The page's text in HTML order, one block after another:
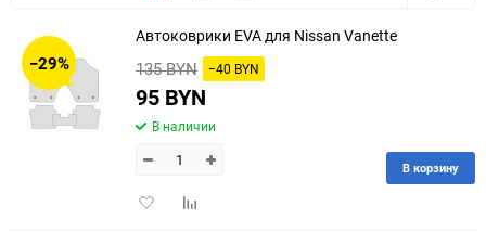
150
−29%
Автоковрики EVA для Nissan Vanette
135 BYN −40 BYN
95 BYN
В наличии
ДобавитьДобавить
В корзину